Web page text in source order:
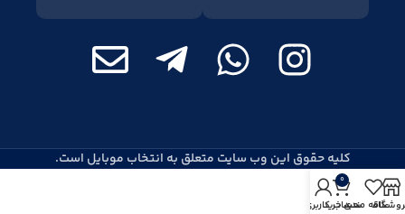
کلیه حقوق این وب سایت متعلق به انتخاب موبایل است.
علاقه مندی
0
سبد خرید
حساب کاربری من